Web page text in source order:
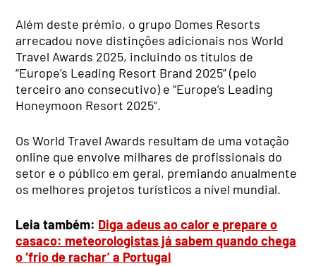
Além deste prémio, o grupo Domes Resorts
arrecadou nove distinções adicionais nos World
Travel Awards 2025, incluindo os títulos de
“Europe’s Leading Resort Brand 2025” (pelo
terceiro ano consecutivo) e “Europe’s Leading
Honeymoon Resort 2025”.
Os World Travel Awards resultam de uma votação
online que envolve milhares de profissionais do
setor e o público em geral, premiando anualmente
os melhores projetos turísticos a nível mundial.
Leia também: Diga adeus ao calor e prepare o
casaco: meteorologistas já sabem quando chega
o ‘frio de rachar’ a Portugal